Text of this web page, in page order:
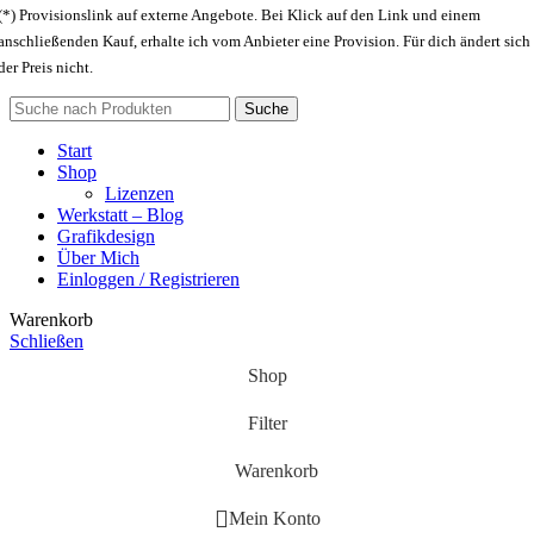
Provisionslink auf externe Angebote. Bei Klick auf den Link und einem
Kauf, erhalte ich vom Anbieter eine Provision. Für dich ändert sich
Preis nicht.
Suche
Start
Shop
Lizenzen
Werkstatt – Blog
Grafikdesign
Über Mich
Einloggen / Registrieren
Warenkorb
Schließen
Shop
Filter
Warenkorb
Mein Konto